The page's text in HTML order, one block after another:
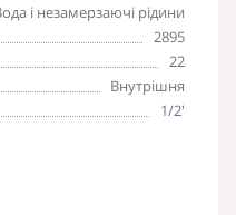
і незамерзаючі рідини
2895
22
Внутрішня
1/2'